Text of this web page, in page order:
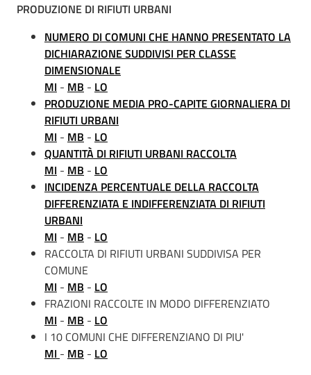
PRODUZIONE DI RIFIUTI URBANI
NUMERO DI COMUNI CHE HANNO PRESENTATO LA
DICHIARAZIONE SUDDIVISI PER CLASSE
DIMENSIONALE
MI - MB - LO
PRODUZIONE MEDIA PRO-CAPITE GIORNALIERA DI
RIFIUTI URBANI
MI - MB - LO
QUANTITÀ DI RIFIUTI URBANI RACCOLTA
MI - MB - LO
INCIDENZA PERCENTUALE DELLA RACCOLTA
DIFFERENZIATA E INDIFFERENZIATA DI RIFIUTI
URBANI
MI - MB - LO
RACCOLTA DI RIFIUTI URBANI SUDDIVISA PER
COMUNE
MI - MB - LO
FRAZIONI RACCOLTE IN MODO DIFFERENZIATO
MI - MB - LO
I 10 COMUNI CHE DIFFERENZIANO DI PIU'
MI - MB - LO